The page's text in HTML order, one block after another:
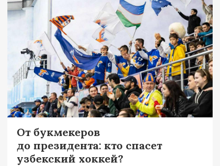
От букмекеров
до президента: кто спасет
узбекский хоккей?